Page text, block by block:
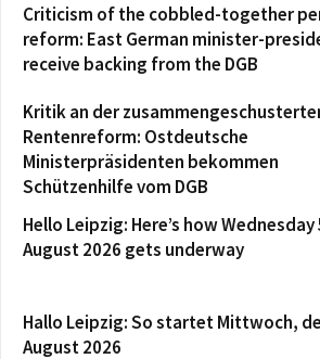
Criticism of the cobbled-together
reform: East German minister-
receive backing from the DGB
Kritik an der
Rentenreform: Ostdeutsche
Ministerpräsidenten bekommen
Schützenhilfe vom DGB
Hello Leipzig: Here’s how Wednesday
August 2026 gets underway
Hallo Leipzig: So startet Mittwoch,
August 2026